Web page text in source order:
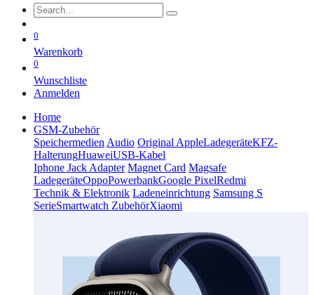
0
Warenkorb
0
Wunschliste
Anmelden
Home
GSM-Zubehör
Speichermedien Audio Original AppleLadegeräteKFZ-
HalterungHuaweiUSB-Kabel
Iphone Jack Adapter Magnet Card Magsafe
LadegeräteOppoPowerbankGoogle PixelRedmi
Technik & Elektronik Ladeneinrichtung Samsung S
SerieSmartwatch ZubehörXiaomi